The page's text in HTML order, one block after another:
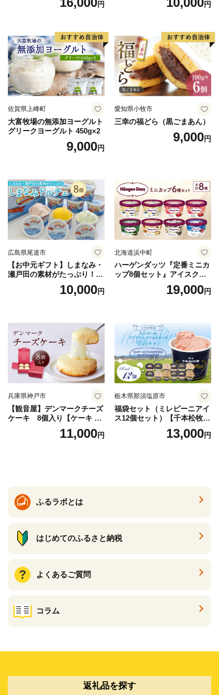
22424274] 芋ケンピ セット円
ご褒美】スイーツ 栗 モンブ
子 菓子 F4N-2298
円
佐賀県上峰町
大富牧場の無添加ヨーグルト
グリークヨーグルト 450g×2
9,000円
愛知県小牧市
三幸の福どら（黒ごまあん）
9,000円
広島県尾道市
【お中元ギフト】しまなみ・
瀬戸田の素材がたっぷり！ジ
10,000円
北海道浜中町
ハーゲンダッツ『定番ミニカ
ップ8個セット』アイスクリ
ーム アイス スイーツ デザー
19,000円
兵庫県神戸市
【観音屋】デンマークチーズ
ケーキ 8個入り【ケーキ チ
ーズケーキ 人気スイーツ お
すすめスイーツ 神戸スイー
11,000円
栃木県那須塩原市
福袋セット（ミレピーニアイ
ス12個セット）【千本松牧
場】 ns025-014-12 【デザー
ト 詰め合わせ ギフト】
13,000円
ふるラボとは
はじめてのふるさと納税
よくあるご質問
コラム
返礼品を探す